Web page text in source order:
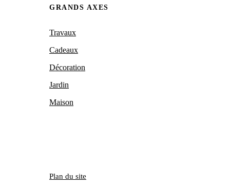
GRANDS AXES
Travaux
Cadeaux
Décoration
Jardin
Maison
Plan du site